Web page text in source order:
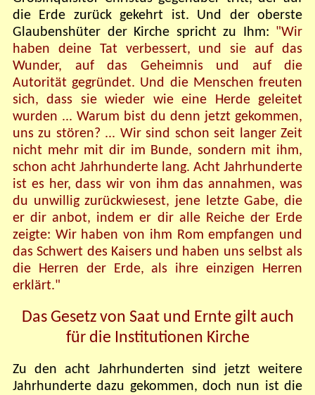
die Erde zurück gekehrt ist. Und der oberste
Glaubenshüter der Kirche spricht zu Ihm: "Wir
haben deine Tat verbessert, und sie auf das
Wunder, auf das Geheimnis und auf die
Autorität gegründet. Und die Menschen freuten
sich, dass sie wieder wie eine Herde geleitet
wurden ... Warum bist du denn jetzt gekommen,
uns zu stören? ... Wir sind schon seit langer Zeit
nicht mehr mit dir im Bunde, sondern mit ihm,
schon acht Jahrhunderte lang. Acht Jahrhunderte
ist es her, dass wir von ihm das annahmen, was
du unwillig zurückwiesest, jene letzte Gabe, die
er dir anbot, indem er dir alle Reiche der Erde
zeigte: Wir haben von ihm Rom empfangen und
das Schwert des Kaisers und haben uns selbst als
die Herren der Erde, als ihre einzigen Herren
erklärt."
Das Gesetz von Saat und Ernte gilt auch
für die Institutionen Kirche
Zu den acht Jahrhunderten sind jetzt weitere
Jahrhunderte dazu gekommen, doch nun ist die